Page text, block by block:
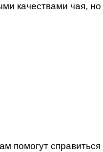
качествами чая,
помогут справиться